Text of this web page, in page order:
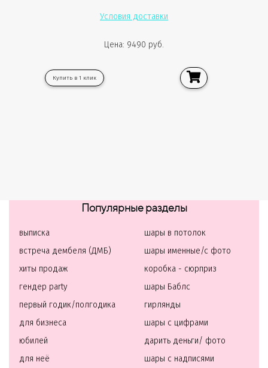
Условия доставки
Цена: 9490 руб.
Купить в 1 клик
Популярные разделы
выписка
встреча дембеля (ДМБ)
хиты продаж
гендер party
первый годик/полгодика
для бизнеса
юбилей
для неё
шары в потолок
шары именные/с фото
коробка - сюрприз
шары Баблс
гирлянды
шары с цифрами
дарить деньги/ фото
шары с надписями